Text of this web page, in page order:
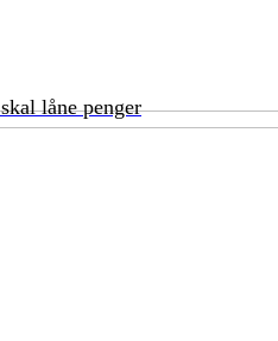
låne penger